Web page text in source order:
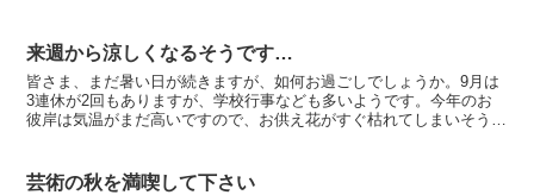
来週から涼しくなるそうです…
皆さま、まだ暑い日が続きますが、如何お過ごしでしょうか。9月は
3連休が2回もありますが、学校行事なども多いようです。今年のお
彼岸は気温がまだ高いですので、お供え花がすぐ枯れてしまいそうで
芸術の秋を満喫して下さい